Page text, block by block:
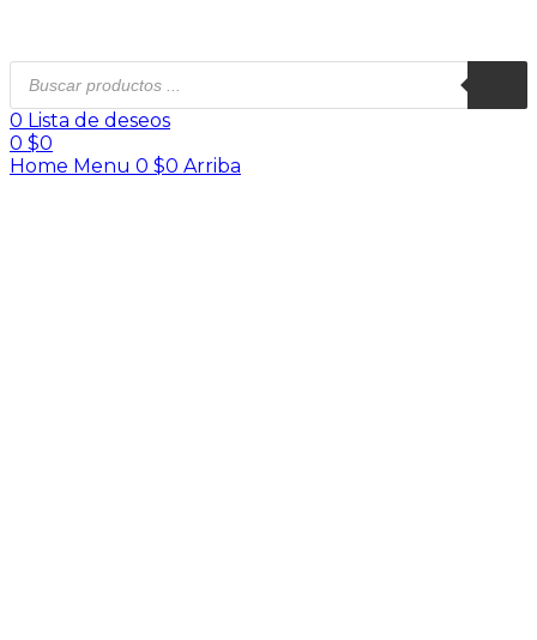
0 Lista de deseos
0 $0
Home Menu 0 $0 Arriba